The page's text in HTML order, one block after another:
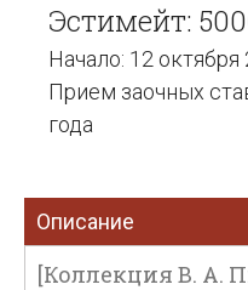
Эстимейт:
Начало: 12 октября
Прием заочных
года
Описание
[Коллекция В. А.